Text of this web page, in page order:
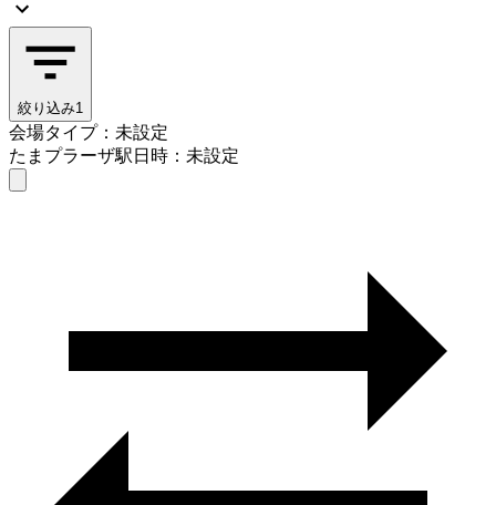
絞り込み1
会場タイプ：未設定
たまプラーザ駅日時：未設定